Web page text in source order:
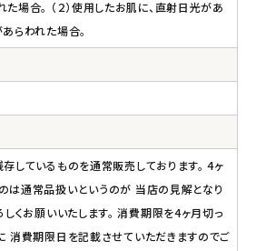
場合。 （２）使用したお肌に、直射日光があ
らわれた場合。
しているものを通常販売しております。 4ヶ
は通常品扱いというのが 当店の見解となり
しくお願いいたします。 消費期限を4ヶ月切っ
消費期限日を記載させていただきますのでご